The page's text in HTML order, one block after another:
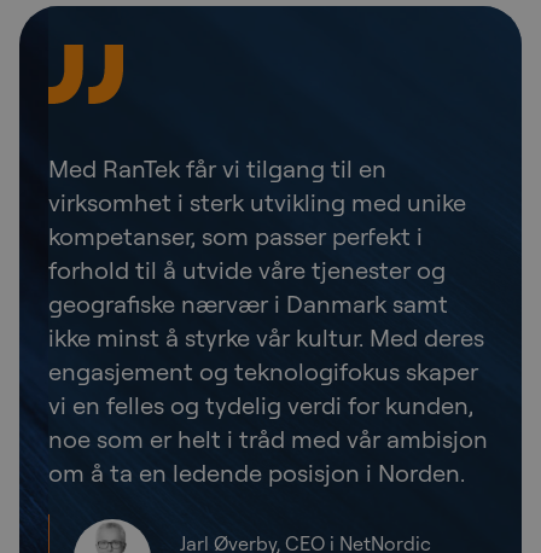
Med RanTek får vi tilgang til en
virksomhet i sterk utvikling med unike
kompetanser, som passer perfekt i
forhold til å utvide våre tjenester og
geografiske nærvær i Danmark samt
ikke minst å styrke vår kultur. Med deres
engasjement og teknologifokus skaper
vi en felles og tydelig verdi for kunden,
noe som er helt i tråd med vår ambisjon
om å ta en ledende posisjon i Norden.
Jarl Øverby, CEO i NetNordic